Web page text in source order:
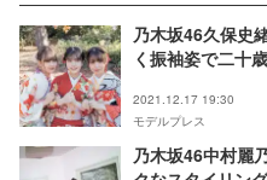
乃木坂46久保史
く振袖姿で二十
2021.12.17 19:30
モデルプレス
乃木坂46中村麗